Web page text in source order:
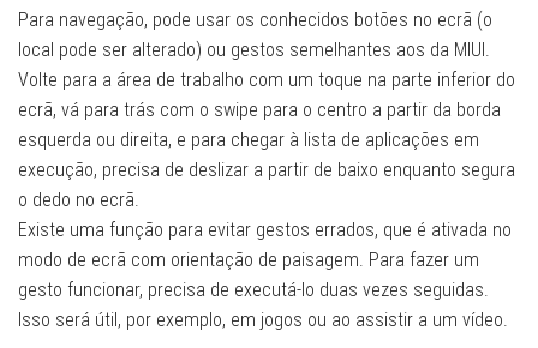
Para navegação, pode usar os conhecidos botões no ecrã (o
local pode ser alterado) ou gestos semelhantes aos da MIUI.
Volte para a área de trabalho com um toque na parte inferior do
ecrã, vá para trás com o swipe para o centro a partir da borda
esquerda ou direita, e para chegar à lista de aplicações em
execução, precisa de deslizar a partir de baixo enquanto segura
o dedo no ecrã.
Existe uma função para evitar gestos errados, que é ativada no
modo de ecrã com orientação de paisagem. Para fazer um
gesto funcionar, precisa de executá-lo duas vezes seguidas.
Isso será útil, por exemplo, em jogos ou ao assistir a um vídeo.